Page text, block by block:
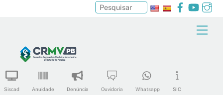
content
Facebook
Siscad Anuidade Denúncia Ouvidoria Whatsapp SIC
Pesquisar